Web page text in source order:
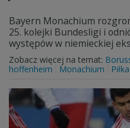
Bayern Monachium
25. kolejki Bundesligi i
występów w niemieckiej
Zobacz więcej na temat:
hoffenheim
Monachium